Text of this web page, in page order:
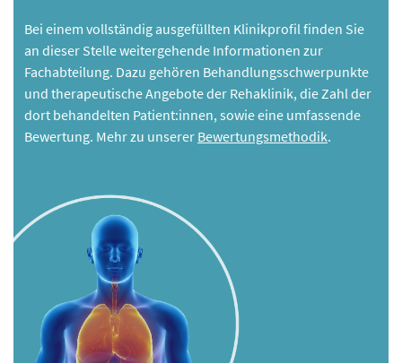
Bei einem vollständig ausgefüllten Klinikprofil finden Sie
an dieser Stelle weitergehende Informationen zur
Fachabteilung. Dazu gehören Behandlungsschwerpunkte
und therapeutische Angebote der Rehaklinik, die Zahl der
dort behandelten Patient:innen, sowie eine umfassende
Bewertung. Mehr zu unserer Bewertungsmethodik.